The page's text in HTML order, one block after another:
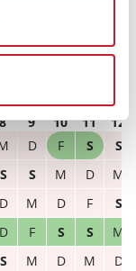
Zeitraum
8 9 10 11
12
D F S
S
S S M D
M
D M D F
S
D F S S
M
S M D M
D